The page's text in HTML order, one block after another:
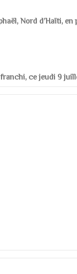
Nord d’Haïti, en
ce jeudi 9